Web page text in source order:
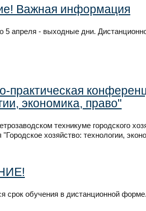
Важная информация
5 апреля - выходные дни.
практическая
экономика, право"
техникуме городского
хозяйство: технологии,
срок обучения в дистанционной форме.